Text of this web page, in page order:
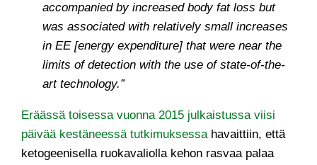
accompanied by increased body fat loss but
was associated with relatively small increases
in EE [energy expenditure] that were near the
limits of detection with the use of state-of-the-
art technology.”
Eräässä toisessa vuonna 2015 julkaistussa viisi
päivää kestäneessä tutkimuksessahavaittiin, että
ketogeenisella ruokavaliolla kehon rasvaa palaa